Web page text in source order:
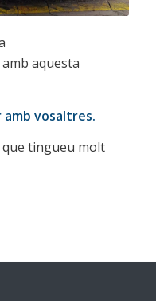
1 2 3
aquesta
amb vosaltres.
que tingueu molt